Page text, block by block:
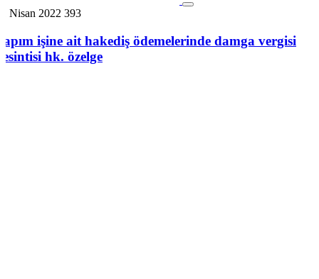
Nisan 2022 393
işine ait hakediş ödemelerinde damga vergisi
hk. özelge